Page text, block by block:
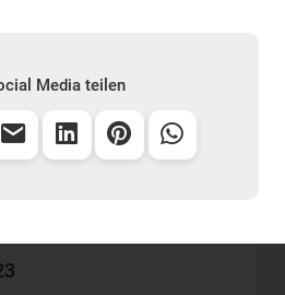
Lauf 2024
Media teilen